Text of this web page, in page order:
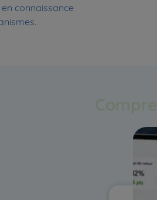
connaissance